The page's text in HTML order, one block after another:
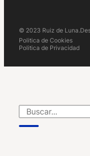
© 2023 Ruiz de Luna.
Politica de Cookies
Politica de Privacidad